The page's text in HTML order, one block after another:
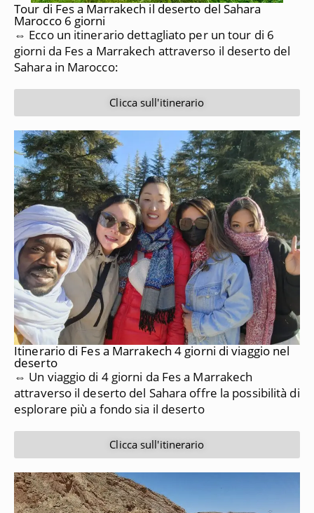
Tour di Fes a Marrakech il deserto del Sahara
Marocco 6 giorni
⇔ Ecco un itinerario dettagliato per un tour di 6
giorni da Fes a Marrakech attraverso il deserto del
Sahara in Marocco:
Clicca sull'itinerario
Itinerario di Fes a Marrakech 4 giorni di viaggio nel
deserto
⇔ Un viaggio di 4 giorni da Fes a Marrakech
attraverso il deserto del Sahara offre la possibilità di
esplorare più a fondo sia il deserto
Clicca sull'itinerario